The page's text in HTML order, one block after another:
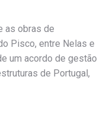
as obras de
Pisco, entre Nelas e
um acordo de gestão
de Portugal,